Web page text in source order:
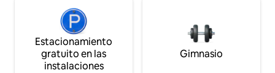
Estacionamiento
gratuito en las
instalaciones
Gimnasio